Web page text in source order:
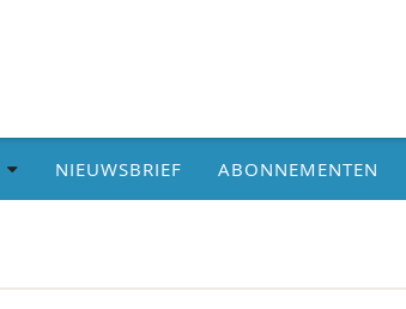
NIEUWSBRIEF ABONNEMENTEN